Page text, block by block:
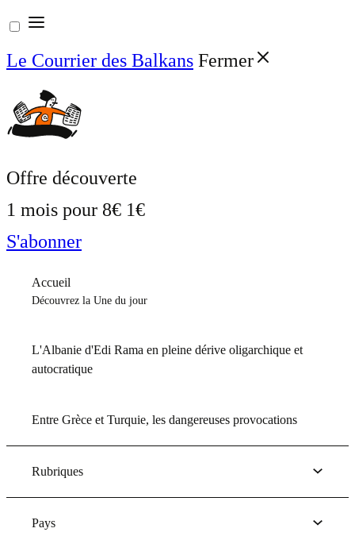
Aller
au
contenu
Le Courrier des Balkans Fermer
Offre découverte
1 mois pour 8€ 1€
S'abonner
Accueil
Découvrez la Une du jour
L'Albanie d'Edi Rama en pleine dérive oligarchique et
autocratique
Entre Grèce et Turquie, les dangereuses provocations
Rubriques
Pays